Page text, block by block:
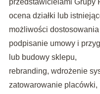
przedstawicielami Grupy
ocena działki lub
możliwości
podpisanie umowy i
lub budowy sklepu,
rebranding, wdrożenie
zatowarowanie placówki,